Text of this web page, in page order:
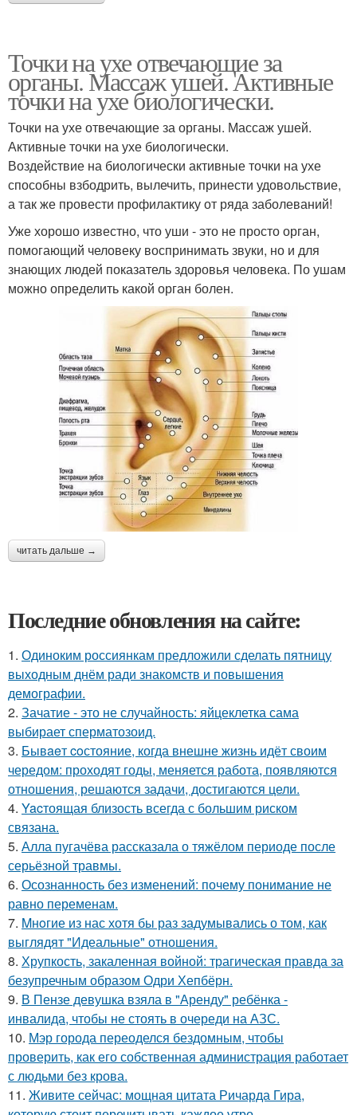
Точки на ухе отвечающие за
органы. Массаж ушей. Активные
точки на ухе биологически.
Точки на ухе отвечающие за органы. Массаж ушей.
Активные точки на ухе биологически.
Воздействие на биологически активные точки на ухе
способны взбодрить, вылечить, принести удовольствие,
а так же провести профилактику от ряда заболеваний!
Уже хорошо известно, что уши - это не просто орган,
помогающий человеку воспринимать звуки, но и для
знающих людей показатель здоровья человека. По ушам
можно определить какой орган болен.
читать дальше →
Последние обновления на сайте:
1. Одиноким россиянкам предложили сделать пятницу
выходным днём ради знакомств и повышения
демографии.
2. Зачатие - это не случайность: яйцеклетка сама
выбирает сперматозоид.
3. Бывaeт coстояние, когда внешне жизнь идёт своим
чередом: проходят годы, меняется работа, появляются
отношения, решаются задачи, достигаются цели.
4. Yacтоящая близость всегда с большим риском
связана.
5. Алла пугачёва рассказала о тяжёлом периоде после
серьёзной травмы.
6. Осознанность без изменений: почему понимание не
равно переменам.
7. Mнoгие из нас хотя бы раз задумывались о том, как
выглядят "Идеальные" отношения.
8. Хрупкость, закаленная войной: трагическая правда за
безупречным образом Одри Хепбёрн.
9. В Пензе девушка взяла в "Аренду" ребёнка -
инвалида, чтобы не стоять в очереди на АЗС.
10. Мэр города переоделся бездомным, чтобы
проверить, как его собственная администрация работает
с людьми без крова.
11. Живите сейчас: мощная цитата Ричарда Гира,